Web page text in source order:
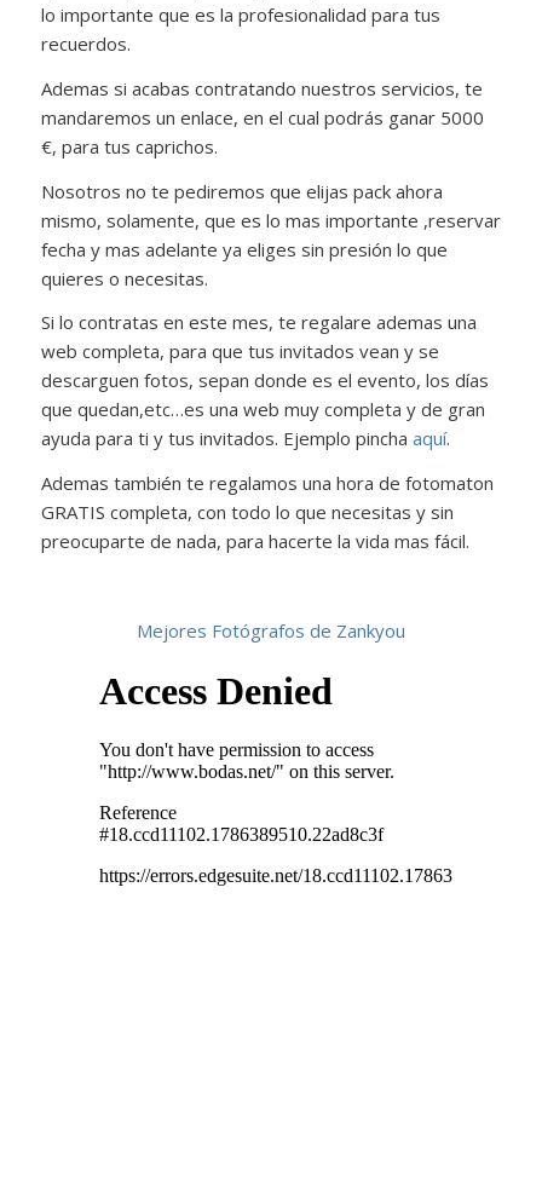
lo importante que es la profesionalidad para tus
recuerdos.
Ademas si acabas contratando nuestros servicios, te
mandaremos un enlace, en el cual podrás ganar 5000
€, para tus caprichos.
Nosotros no te pediremos que elijas pack ahora
mismo, solamente, que es lo mas importante ,reservar
fecha y mas adelante ya eliges sin presión lo que
quieres o necesitas.
Si lo contratas en este mes, te regalare ademas una
web completa, para que tus invitados vean y se
descarguen fotos, sepan donde es el evento, los días
que quedan,etc…es una web muy completa y de gran
ayuda para ti y tus invitados. Ejemplo pincha aquí.
Ademas también te regalamos una hora de fotomaton
GRATIS completa, con todo lo que necesitas y sin
preocuparte de nada, para hacerte la vida mas fácil.
Mejores Fotógrafos de Zankyou